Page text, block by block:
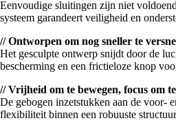
Eenvoudige sluitingen zijn niet
systeem garandeert veiligheid en
// Ontworpen om nog sneller te
Het gesculpte ontwerp snijdt door de
bescherming en een frictieloze knop
// Vrijheid om te bewegen, focus om
De gebogen inzetstukken aan de voor-
flexibiliteit binnen een robuuste